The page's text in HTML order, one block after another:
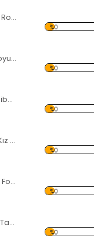
Kurmalı Şaşırmış Robot Forex Tablo
%0
2 Sandalye ve Soyut Resim Forex Tablo
%0
Elde ve Karahindiba Forex Tablo
%0
Kelebek Kanatlı Kız Forex Tablo
%0
Yanan Mum ve El Forex Tablo
%0
Büyük Göz Forex Tablo
%0